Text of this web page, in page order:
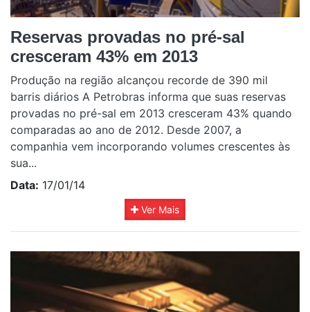
Reservas provadas no pré-sal
cresceram 43% em 2013
Produção na região alcançou recorde de 390 mil
barris diários A Petrobras informa que suas reservas
provadas no pré-sal em 2013 cresceram 43% quando
comparadas ao ano de 2012. Desde 2007, a
companhia vem incorporando volumes crescentes às
sua...
Data: 17/01/14
Ver Mais